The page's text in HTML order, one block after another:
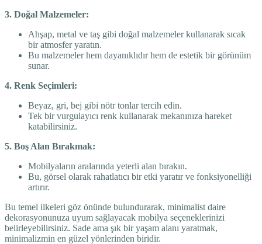
3. Doğal Malzemeler:
Ahşap, metal ve taş gibi doğal malzemeler kullanarak sıcak
bir atmosfer yaratın.
Bu malzemeler hem dayanıklıdır hem de estetik bir görünüm
sunar.
4. Renk Seçimleri:
Beyaz, gri, bej gibi nötr tonlar tercih edin.
Tek bir vurgulayıcı renk kullanarak mekanınıza hareket
katabilirsiniz.
5. Boş Alan Bırakmak:
Mobilyaların aralarında yeterli alan bırakın.
Bu, görsel olarak rahatlatıcı bir etki yaratır ve fonksiyonelliği
artırır.
Bu temel ilkeleri göz önünde bulundurarak, minimalist daire
dekorasyonunuza uyum sağlayacak mobilya seçeneklerinizi
belirleyebilirsiniz. Sade ama şık bir yaşam alanı yaratmak,
minimalizmin en güzel yönlerinden biridir.